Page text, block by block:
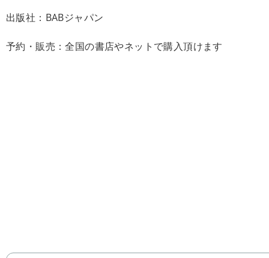
出版社：BABジャパン
予約・販売：全国の書店やネットで購入頂けます